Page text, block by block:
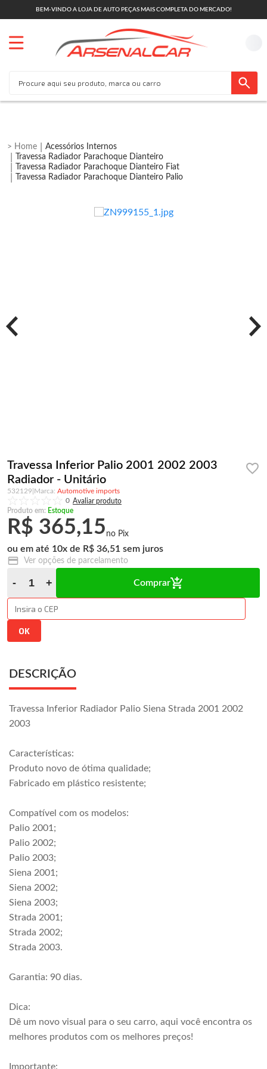
BEM-VINDO A LOJA DE AUTO PEÇAS MAIS COMPLETA DO MERCADO!
Acessórios Internos
Travessa Radiador Parachoque Dianteiro
Travessa Radiador Parachoque Dianteiro Fiat
Travessa Radiador Parachoque Dianteiro Palio
Travessa Inferior Palio 2001 2002 2003
Radiador - Unitário
532129
Automotive imports
0
Produto em: Estoque
R$ 365,15
10x R$ 36,51
Ver opções de parcelamento
Comprar
DESCRIÇÃO
Travessa Inferior Radiador Palio Siena Strada 2001 2002
2003
Características:
Produto novo de ótima qualidade;
Fabricado em plástico resistente;
Compatível com os modelos:
Palio 2001;
Palio 2002;
Palio 2003;
Siena 2001;
Siena 2002;
Siena 2003;
Strada 2001;
Strada 2002;
Strada 2003.
Garantia: 90 dias.
Dica:
Dê um novo visual para o seu carro, aqui você encontra os
melhores produtos com os melhores preços!
Importante: